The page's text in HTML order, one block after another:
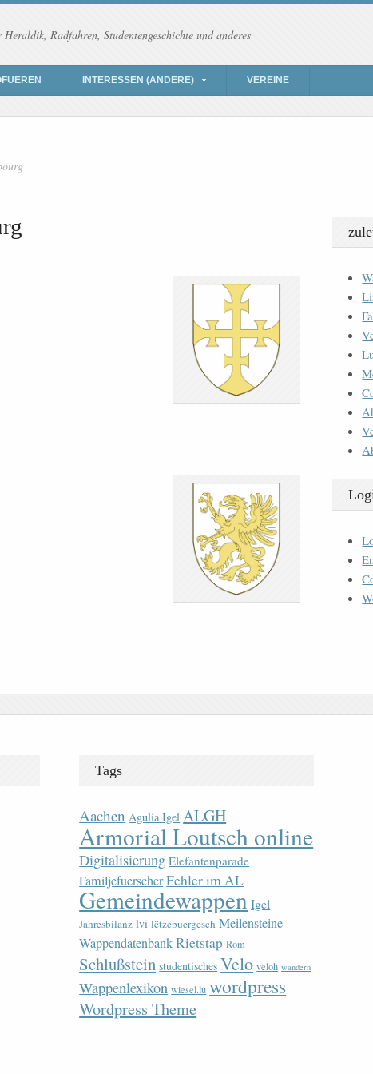
Heraldik, Radfahren, Studentengeschichte und anderes
INTERESSEN (ANDERE) VEREINE
Tags
Aachen Agulia Igel ALGH
Armorial Loutsch online
Digitalisierung Elefantenparade
FamiljefuerscherFehler im AL
Gemeindewappen Igel
Jahresbilanz lvi lëtzebuergesch Meilensteine
WappendatenbankRietstap Rom
Schlußstein studentisches Velo veloh wandern
Wappenlexikon wiesel.lu wordpress
Wordpress Theme